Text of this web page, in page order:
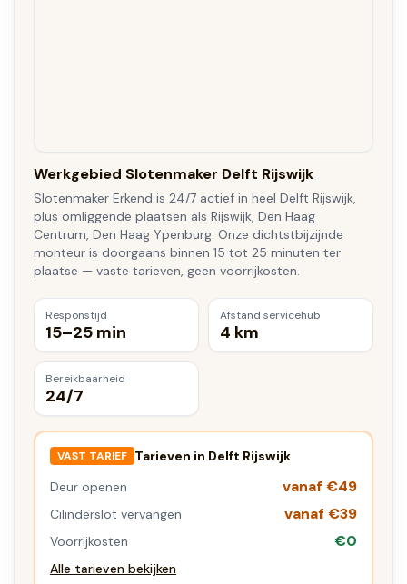
Werkgebied Slotenmaker Delft Rijswijk
Slotenmaker Erkend is 24/7 actief in heel Delft Rijswijk,
plus omliggende plaatsen als Rijswijk, Den Haag
Centrum, Den Haag Ypenburg. Onze dichtstbijzijnde
monteur is doorgaans binnen 15 tot 25 minuten ter
plaatse — vaste tarieven, geen voorrijkosten.
Responstijd
15–25 min
Afstand servicehub
4 km
Bereikbaarheid
24/7
VAST TARIEF Tarieven in Delft Rijswijk
Deur openen
vanaf €49
Cilinderslot vervangen vanaf €39
Voorrijkosten €0
Alle tarieven bekijken